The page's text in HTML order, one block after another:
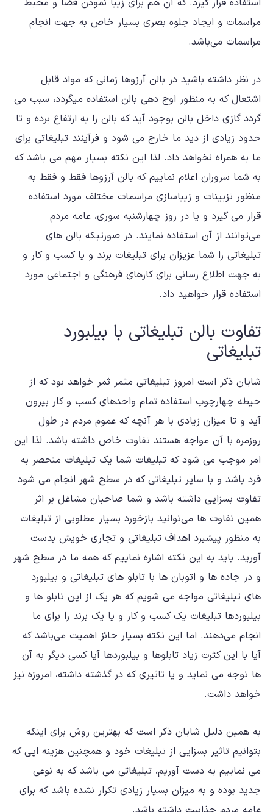
استفاده قرار گیرد. که آن هم برای زیبا نمودن فضا و محیط
مراسمات و ایجاد جلوه بصری بسیار خاص به جهت انجام
مراسمات می‌باشد.
در نظر داشته باشید در بالن آرزوها زمانی که مواد قابل
اشتعال که به منظور اوج دهی بالن استفاده میگردد، سبب می
گردد گازی داخل بالن بوجود آید که بالن را به ارتفاع برده و تا
حدود زیادی از دید ما خارج می شود و فرآینند تبلیغاتی برای
ما به همراه نخواهد داد. لذا این نکته بسیار مهم می باشد که
به شما سروران اعلام نماییم که بالن آرزوها فقط و فقط به
منظور تزیینات و زیباسازی مراسمات مختلف مورد استفاده
قرار می گیرد و یا در روز چهارشنبه سوری، عامه مردم
می‌توانند از آن استفاده نمایند. در صورتیکه بالن های
تبلیغاتی را شما عزیزان برای تبلیغات برند و یا کسب و کار و
به جهت اطلاع رسانی برای کارهای فرهنگی و اجتماعی مورد
استفاده قرار خواهید داد.
تفاوت بالن تبلیغاتی با بیلبورد
تبلیغاتی
شایان ذکر است امروز تبلیغاتی مثمر ثمر خواهد بود که از
حیطه چهارچوب استفاده تمام واحدهای کسب و کار بیرون
آید و تا میزان زیادی با هر آنچه که عموم مردم در طول
روزمره با آن مواجه هستند تفاوت خاص داشته باشد. لذا این
امر موجب می شود که تبلیغات شما یک تبلیغات منحصر به
فرد باشد و با سایر تبلیغاتی که در سطح شهر انجام می شود
تفاوت بسزایی داشته باشد و شما صاحبان مشاغل بر اثر
همین تفاوت ها می‌توانید بازخورد بسیار مطلوبی از تبلیغات
به منظور پیشبرد اهداف تبلیغاتی و تجاری خویش بدست
آورید. باید به این نکته اشاره نماییم که همه ما در سطح شهر
و در جاده ها و اتوبان ها با تابلو های تبلیغاتی و بیلبورد
های تبلیغاتی مواجه می شویم که هر یک از این تابلو ها و
بیلبوردها تبلیغات یک کسب و کار و یا یک برند را برای ما
انجام می‌دهند. اما این نکته بسیار حائز اهمیت می‌باشد که
آیا با این کثرت زیاد تابلوها و بیلبوردها آیا کسی دیگر به آن
ها توجه می نماید و یا تاثیری که در گذشته داشته، امروزه نیز
خواهد داشت.
به همین دلیل شایان ذکر است که بهترین روش برای اینکه
بتوانیم تاثیر بسزایی از تبلیغات خود و همچنین هزینه ایی که
می نماییم به دست آوریم، تبلیغاتی می باشد که به نوعی
جدید بوده و به میزان بسیار زیادی تکرار نشده باشد که برای